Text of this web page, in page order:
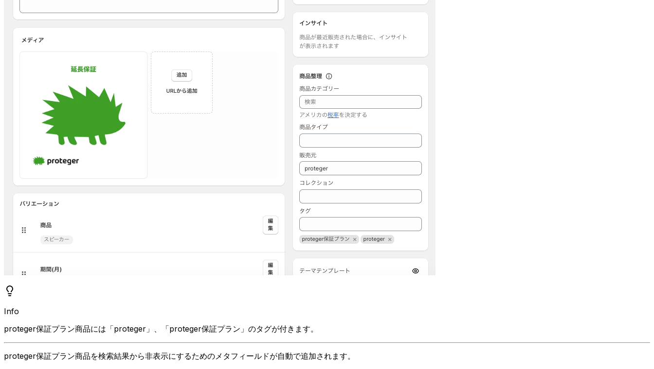
Info
proteger保証プラン商品には「proteger」、「proteger保証プラン」のタグが付きます。
proteger保証プラン商品を検索結果から非表示にするためのメタフィールドが自動で追加されます。